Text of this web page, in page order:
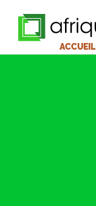
ACCUEIL